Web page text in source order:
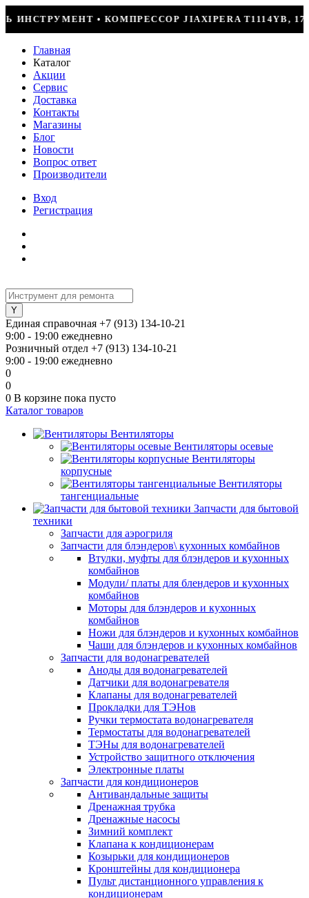
T1114YB, 170ВТ, R-600 = 2499Р
Главная
Каталог
Акции
Сервис
Доставка
Контакты
Магазины
Блог
Новости
Вопрос ответ
Производители
Вход
Регистрация
Единая справочная +7 (913) 134-10-21
9:00 - 19:00 ежедневно
Розничный отдел +7 (913) 134-10-21
9:00 - 19:00 ежедневно
0
0
0 В корзине пока пусто
Каталог товаров
Вентиляторы
Вентиляторы осевые
Вентиляторы
корпусные
Вентиляторы
тангенциальные
Запчасти для бытовой
техники
Запчасти для аэрогриля
Запчасти для блэндеров\ кухонных комбайнов
Втулки, муфты для блэндеров и кухонных
комбайнов
Модули/ платы для блендеров и кухонных
комбайнов
Моторы для блэндеров и кухонных
комбайнов
Ножи для блэндеров и кухонных комбайнов
Чаши для блэндеров и кухонных комбайнов
Запчасти для водонагревателей
Аноды для водонагревателей
Датчики для водонагревателя
Клапаны для водонагревателей
Прокладки для ТЭНов
Ручки термостата водонагревателя
Термостаты для водонагревателей
ТЭНы для водонагревателей
Устройство защитного отключения
Электронные платы
Запчасти для кондиционеров
Антивандальные защиты
Дренажная трубка
Дренажные насосы
Зимний комплект
Клапана к кондиционерам
Козырьки для кондиционеров
Кронштейны для кондиционера
Пульт дистанционного управления к
кондиционерам